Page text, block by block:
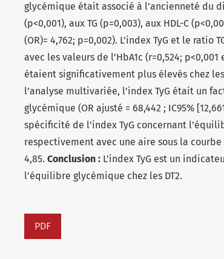
glycémique était associé à l’ancienneté du
(p<0,001), aux TG (p=0,003), aux HDL-C
(OR)= 4,762; p=0,002). L’index TyG et le
avec les valeurs de l’HbA1c (r=0,524;
étaient significativement plus élevés chez les
l’analyse multivariée, l’index TyG était un
glycémique (OR ajusté = 68,442 ; IC95%
spécificité de l’index TyG concernant
respectivement avec une aire sous la
4,85. Conclusion : L’index TyG est un
l’équilibre glycémique chez les DT2.
PDF